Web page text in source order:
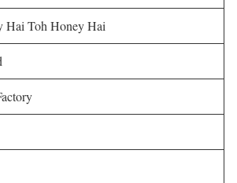
Hai Toh Honey Hai